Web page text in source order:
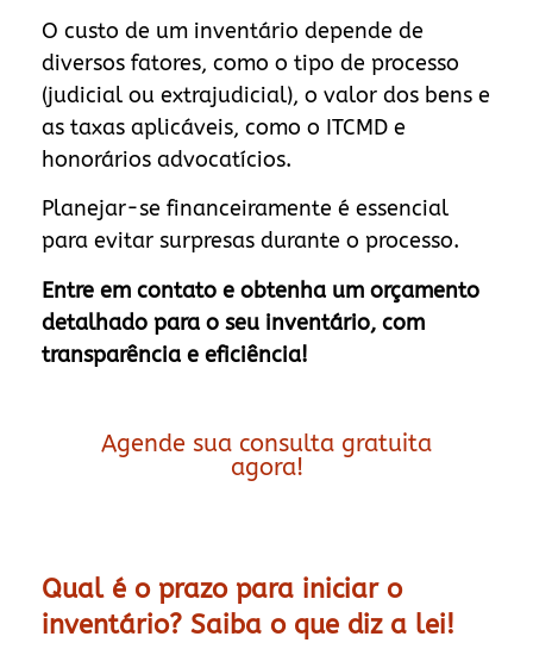
O custo de um inventário depende de
diversos fatores, como o tipo de processo
(judicial ou extrajudicial), o valor dos bens e
as taxas aplicáveis, como o ITCMD e
honorários advocatícios.
Planejar-se financeiramente é essencial
para evitar surpresas durante o processo.
Entre em contato e obtenha um orçamento
detalhado para o seu inventário, com
transparência e eficiência!
Agende sua consulta gratuita
agora!
Qual é o prazo para iniciar o
inventário? Saiba o que diz a lei!